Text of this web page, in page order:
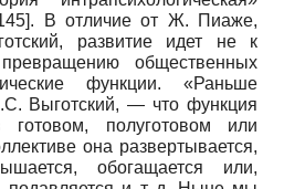
. В отличие от Ж. Пиаже,
развитие идет не к
общественных
функции. «Раньше
Выготский, — что функция
полуготовом или
она развертывается,
обогащается или,